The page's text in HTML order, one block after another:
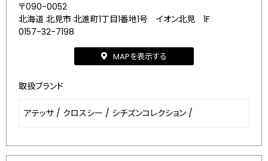
〒090-0052
北海道 北見市 北進町1丁目1番地1号 イオン北見 1F
0157-32-7198
MAPを表示する
取扱ブランド
アテッサ / クロスシー / シチズンコレクション /